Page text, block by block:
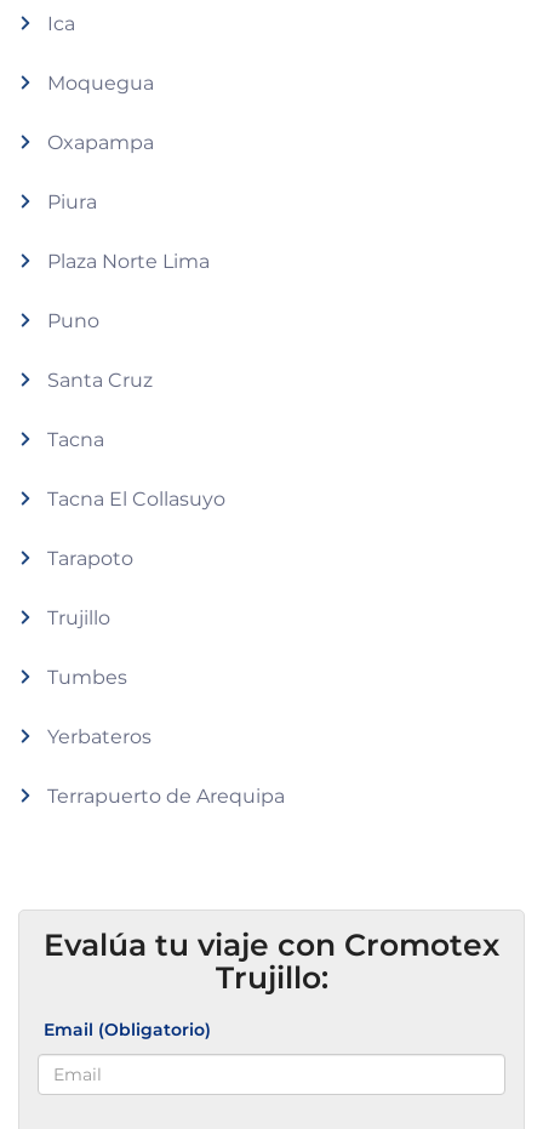
Ica
Moquegua
Oxapampa
Piura
Plaza Norte Lima
Puno
Santa Cruz
Tacna
Tacna El Collasuyo
Tarapoto
Trujillo
Tumbes
Yerbateros
Terrapuerto de Arequipa
Evalúa tu viaje con Cromotex
Trujillo:
Email (Obligatorio)